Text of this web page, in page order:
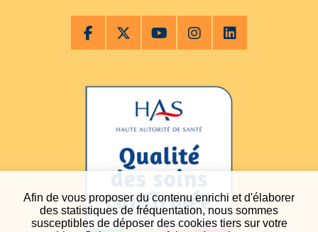
Afin de vous proposer du contenu enrichi et d'élaborer
des statistiques de fréquentation, nous sommes
susceptibles de déposer des cookies tiers sur votre